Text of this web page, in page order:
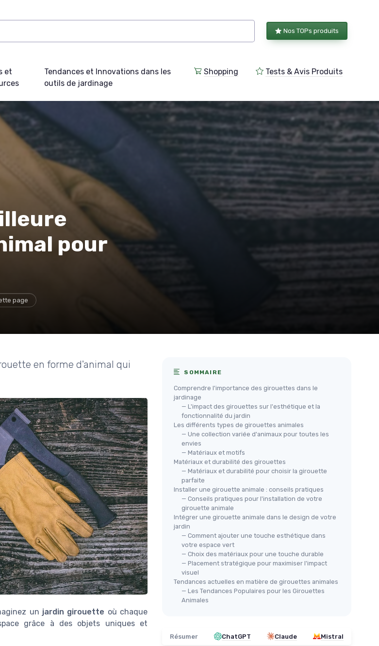
Nos TOPs produits
et
Tendances et Innovations dans les
outils de jardinage
Shopping Tests & Avis Produits
pour
page
en forme d'animal qui
un jardin girouette où chaque
grâce à des objets uniques et
SOMMAIRE
Comprendre l'importance des girouettes dans le
jardinage
— L'impact des girouettes sur l'esthétique et la
fonctionnalité du jardin
Les différents types de girouettes animales
— Une collection variée d'animaux pour toutes les
envies
— Matériaux et motifs
Matériaux et durabilité des girouettes
— Matériaux et durabilité pour choisir la girouette
parfaite
Installer une girouette animale : conseils pratiques
— Conseils pratiques pour l'installation de votre
girouette animale
Intégrer une girouette animale dans le design de votre
jardin
— Comment ajouter une touche esthétique dans
votre espace vert
— Choix des matériaux pour une touche durable
— Placement stratégique pour maximiser l'impact
visuel
Tendances actuelles en matière de girouettes animales
— Les Tendances Populaires pour les Girouettes
Animales
Résumer ChatGPT Claude Mistral